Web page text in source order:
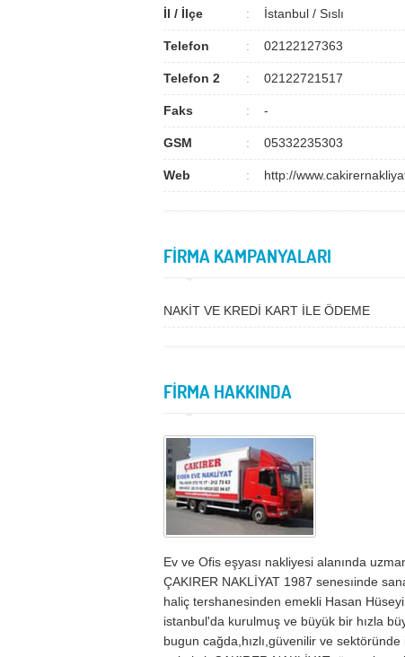
İl / İlçe İstanbul / Sıslı
Telefon 02122127363
Telefon 2 02122721517
Faks -
GSM 05332235303
Web http://
FİRMA KAMPANYALARI
NAKİT VE KREDİ KART İLE ÖDEME
FİRMA HAKKINDA
Ev ve Ofis eşyası nakliyesi alanında
ÇAKIRER NAKLİYAT 1987 senesıinde
haliç tershanesinden emekli Hasan
istanbul'da kurulmuş ve büyük bir hızla
bugun cağda,hızlı,güvenilir ve